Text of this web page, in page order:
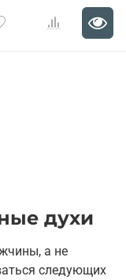
духи
а не
следующих